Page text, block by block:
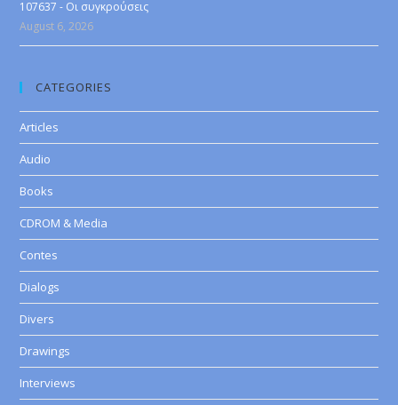
107637 - Οι συγκρούσεις
August 6, 2026
CATEGORIES
Articles
Audio
Books
CDROM & Media
Contes
Dialogs
Divers
Drawings
Interviews